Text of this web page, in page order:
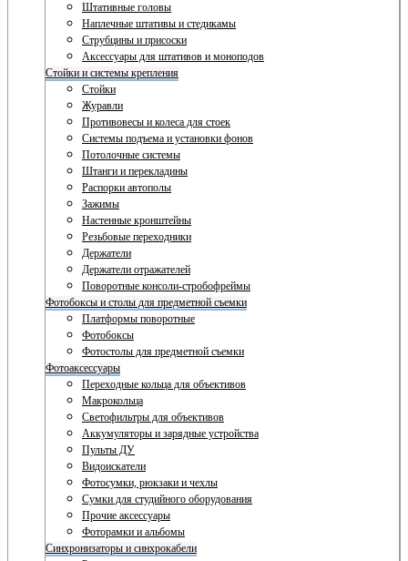
Штативные головы
Наплечные штативы и стедикамы
Струбцины и присоски
Аксессуары для штативов и моноподов
Стойки и системы крепления
Стойки
Журавли
Противовесы и колеса для стоек
Системы подъема и установки фонов
Потолочные системы
Штанги и перекладины
Распорки автополы
Зажимы
Настенные кронштейны
Резьбовые переходники
Держатели
Держатели отражателей
Поворотные консоли-стробофреймы
Фотобоксы и столы для предметной съемки
Платформы поворотные
Фотобоксы
Фотостолы для предметной съемки
Фотоаксессуары
Переходные кольца для объективов
Макрокольца
Светофильтры для объективов
Аккумуляторы и зарядные устройства
Пульты ДУ
Видоискатели
Фотосумки, рюкзаки и чехлы
Сумки для студийного оборудования
Прочие аксессуары
Фоторамки и альбомы
Синхронизаторы и синхрокабели